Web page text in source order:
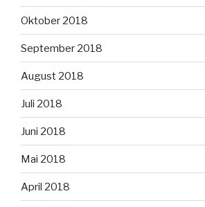
Oktober 2018
September 2018
August 2018
Juli 2018
Juni 2018
Mai 2018
April 2018